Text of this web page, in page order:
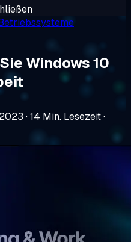
Windows 10
·14 Min. Lesezeit·